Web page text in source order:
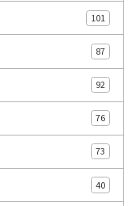
101
87
92
76
73
40